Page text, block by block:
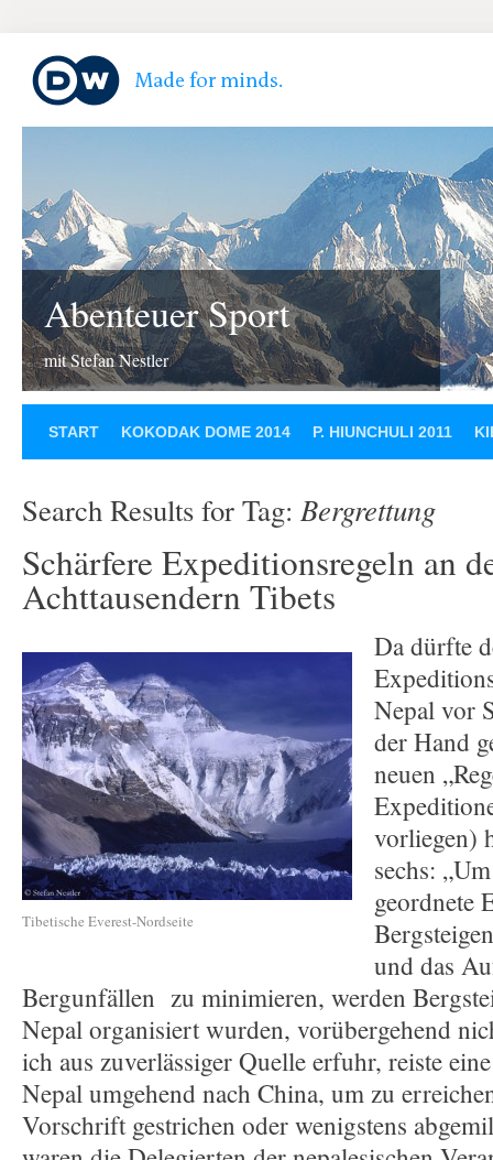
Abenteuer Sport
mit Stefan Nestler
START KOKODAK DOME 2014 P. HIUNCHULI 2011
Search Results for Tag: Bergrettung
Schärfere Expeditionsregeln an
Achttausendern Tibets
Tibetische Everest-Nordseite
Da dürfte
Nepal vor
der Hand
neuen
vorliegen)
sechs:
geordnete
und das
Bergunfällen zu minimieren, werden
Nepal organisiert wurden, vorübergehend
ich aus zuverlässiger Quelle erfuhr, reiste
Nepal umgehend nach China, um zu
Vorschrift gestrichen oder wenigstens